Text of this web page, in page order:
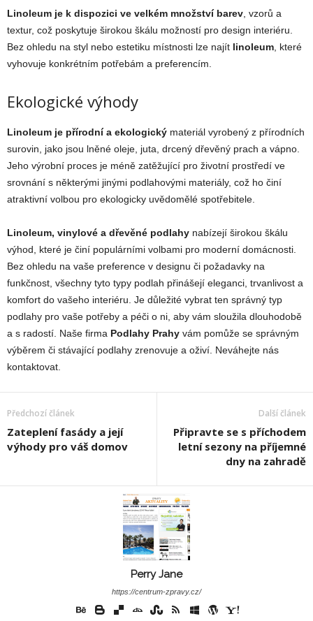
Linoleum je k dispozici ve velkém množství barev , vzorů a
textur, což poskytuje širokou škálu možností pro design interiéru.
Bez ohledu na styl nebo estetiku místnosti lze najít linoleum , které
vyhovuje konkrétním potřebám a preferencím.
Ekologické výhody
Linoleum je přírodní a ekologický materiál vyrobený z přírodních
surovin, jako jsou lněné oleje, juta, drcený dřevěný prach a vápno.
Jeho výrobní proces je méně zatěžující pro životní prostředí ve
srovnání s některými jinými podlahovými materiály, což ho činí
atraktivní volbou pro ekologicky uvědomělé spotřebitele.
Linoleum, vinylové a dřevěné podlahy nabízejí širokou škálu
výhod, které je činí populárními volbami pro moderní domácnosti.
Bez ohledu na vaše preference v designu či požadavky na
funkčnost, všechny tyto typy podlah přinášejí eleganci, trvanlivost a
komfort do vašeho interiéru. Je důležité vybrat ten správný typ
podlahy pro vaše potřeby a péči o ni, aby vám sloužila dlouhodobě
a s radostí. Naše firma Podlahy Prahy vám pomůže se správným
výběrem či stávající podlahy zrenovuje a oživí. Neváhejte nás
kontaktovat.
Předchozí článek
Zateplení fasády a její
výhody pro váš domov
Další článek
Připravte se s příchodem
letní sezony na příjemné
dny na zahradě
Perry Jane
https://centrum-zpravy.cz/